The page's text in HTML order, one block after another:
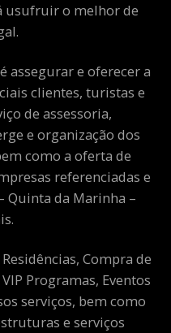
usufruir o melhor de
assegurar e oferecer a
clientes, turistas e
de assessoria,
e organização dos
como a oferta de
referenciadas e
Quinta da Marinha –
Compra de
Programas, Eventos
serviços, bem como
e serviços